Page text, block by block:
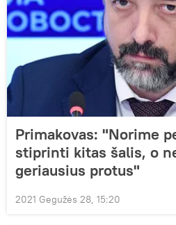
Primakovas: "Norime
stiprinti kitas šalis, o
geriausius protus"
2021 Gegužės 28, 15:20